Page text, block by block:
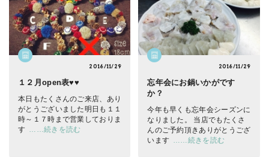
2016/11/29
１２月open表♥♥
本日もたくさんのご来店、あり
がとうございました明日も１１
時～１７時まで営業しておりま
す ……続きを読む
2016/11/29
忘年会にお鍋いかがです
か？
今年も早くも忘年会シーズンに
なりました。 当店でもたくさ
んのご予約頂きありがとうござ
います ……続きを読む